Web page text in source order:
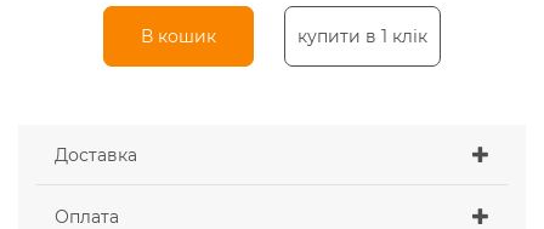
В кошик купити в 1 клік
Доставка
Оплата